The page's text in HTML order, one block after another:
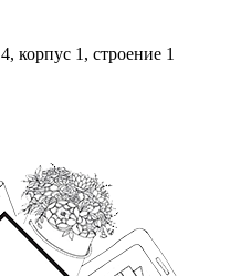
корпус 1, строение 1